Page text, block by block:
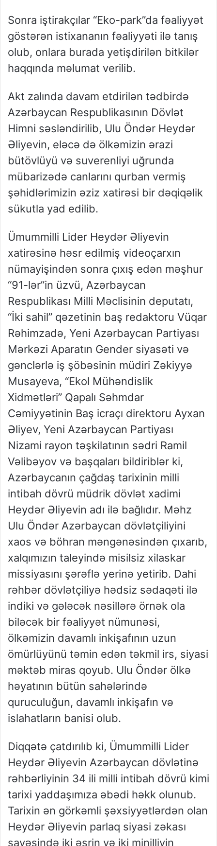
Sonra iştirakçılar “Eko-park”da fəaliyyət
göstərən istixananın fəaliyyəti ilə tanış
olub, onlara burada yetişdirilən bitkilər
haqqında məlumat verilib.
Akt zalında davam etdirilən tədbirdə
Azərbaycan Respublikasının Dövlət
Himni səsləndirilib, Ulu Öndər Heydər
Əliyevin, eləcə də ölkəmizin ərazi
bütövlüyü və suverenliyi uğrunda
mübarizədə canlarını qurban vermiş
şəhidlərimizin əziz xatirəsi bir dəqiqəlik
sükutla yad edilib.
Ümummilli Lider Heydər Əliyevin
xatirəsinə həsr edilmiş videoçarxın
nümayişindən sonra çıxış edən məşhur
“91-lər”in üzvü, Azərbaycan
Respublikası Milli Məclisinin deputatı,
“İki sahil” qəzetinin baş redaktoru Vüqar
Rəhimzadə, Yeni Azərbaycan Partiyası
Mərkəzi Aparatın Gender siyasəti və
gənclərlə iş şöbəsinin müdiri Zəkiyyə
Musayeva, “Ekol Mühəndislik
Xidmətləri” Qapalı Səhmdar
Cəmiyyətinin Baş icraçı direktoru Ayxan
Əliyev, Yeni Azərbaycan Partiyası
Nizami rayon təşkilatının sədri Ramil
Vəlibəyov və başqaları bildiriblər ki,
Azərbaycanın çağdaş tarixinin milli
intibah dövrü müdrik dövlət xadimi
Heydər Əliyevin adı ilə bağlıdır. Məhz
Ulu Öndər Azərbaycan dövlətçiliyini
xaos və böhran məngənəsindən çıxarıb,
xalqımızın taleyində misilsiz xilaskar
missiyasını şərəflə yerinə yetirib. Dahi
rəhbər dövlətçiliyə hədsiz sədaqəti ilə
indiki və gələcək nəsillərə örnək ola
biləcək bir fəaliyyət nümunəsi,
ölkəmizin davamlı inkişafının uzun
ömürlüyünü təmin edən təkmil irs, siyasi
məktəb miras qoyub. Ulu Öndər ölkə
həyatının bütün sahələrində
quruculuğun, davamlı inkişafın və
islahatların banisi olub.
Diqqətə çatdırılıb ki, Ümummilli Lider
Heydər Əliyevin Azərbaycan dövlətinə
rəhbərliyinin 34 ili milli intibah dövrü kimi
tarixi yaddaşımıza əbədi həkk olunub.
Tarixin ən görkəmli şəxsiyyətlərdən olan
Heydər Əliyevin parlaq siyasi zəkası
sayəsində iki əsrin və iki minilliyin